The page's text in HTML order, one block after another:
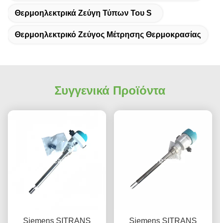
Θερμοηλεκτρικά Ζεύγη Τύπων Του S
Θερμοηλεκτρικό Ζεύγος Μέτρησης Θερμοκρασίας
Συγγενικά Προϊόντα
Siemens SITRANS
Siemens SITRANS